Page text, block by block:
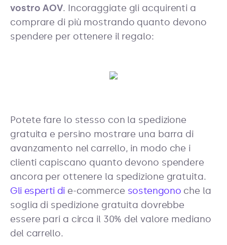
vostro AOV. Incoraggiate gli acquirenti a
comprare di più mostrando quanto devono
spendere per ottenere il regalo:
Potete fare lo stesso con la spedizione
gratuita e persino mostrare una barra di
avanzamento nel carrello, in modo che i
clienti capiscano quanto devono spendere
ancora per ottenere la spedizione gratuita.
Gli esperti die-commerce sostengono che la
soglia di spedizione gratuita dovrebbe
essere pari a circa il 30% del valore mediano
del carrello.